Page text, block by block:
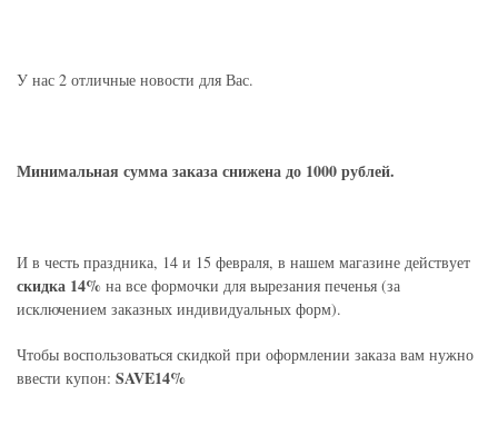
У нас 2 отличные новости для Вас.
Минимальная сумма заказа снижена до 1000 рублей.
И в честь праздника, 14 и 15 февраля, в нашем магазине действует
скидка 14% на все формочки для вырезания печенья (за
исключением заказных индивидуальных форм).
Чтобы воспользоваться скидкой при оформлении заказа вам нужно
ввести купон: SAVE14%